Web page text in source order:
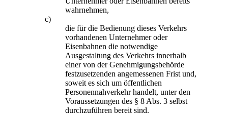
wahrnehmen,
c)
die für die Bedienung dieses Verkehrs
vorhandenen Unternehmer oder
Eisenbahnen die notwendige
Ausgestaltung des Verkehrs innerhalb
einer von der Genehmigungsbehörde
festzusetzenden angemessenen Frist und,
soweit es sich um öffentlichen
Personennahverkehr handelt, unter den
Voraussetzungen des § 8 Abs. 3 selbst
durchzuführen bereit sind.